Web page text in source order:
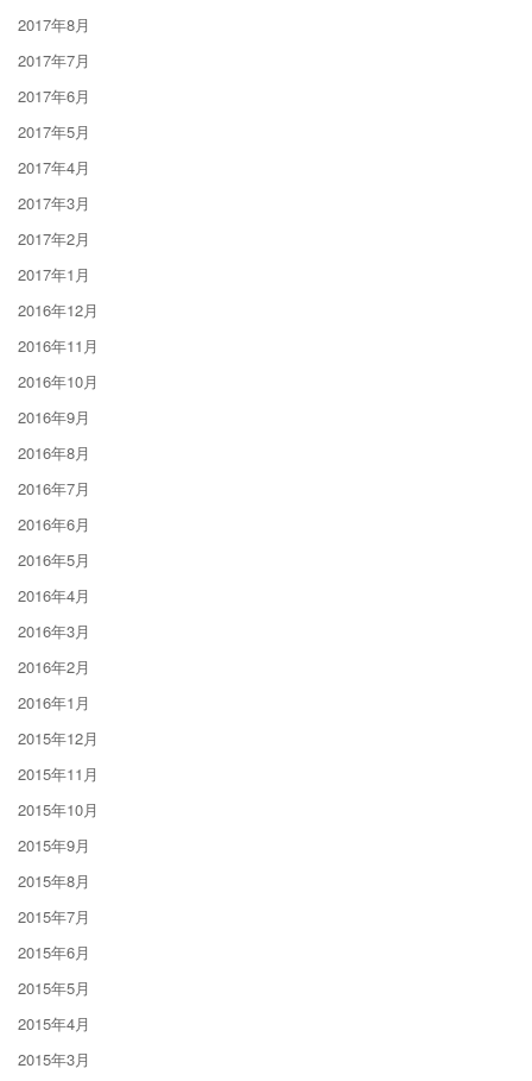
2017年8月
2017年7月
2017年6月
2017年5月
2017年4月
2017年3月
2017年2月
2017年1月
2016年12月
2016年11月
2016年10月
2016年9月
2016年8月
2016年7月
2016年6月
2016年5月
2016年4月
2016年3月
2016年2月
2016年1月
2015年12月
2015年11月
2015年10月
2015年9月
2015年8月
2015年7月
2015年6月
2015年5月
2015年4月
2015年3月